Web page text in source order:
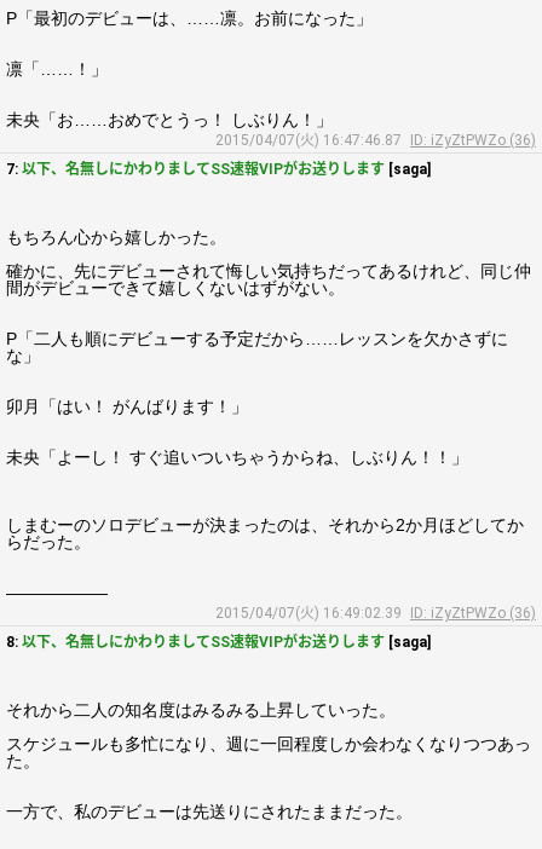
P「最初のデビューは、……凛。お前になった」
凛「……！」
未央「お……おめでとうっ！ しぶりん！」
2015/04/07(火) 16:47:46.87
ID: iZyZtPWZo (36)
7: 以下、名無しにかわりましてSS速報VIPがお送りします [saga]
もちろん心から嬉しかった。
確かに、先にデビューされて悔しい気持ちだってあるけれど、同じ仲
間がデビューできて嬉しくないはずがない。
P「二人も順にデビューする予定だから……レッスンを欠かさずに
な」
卯月「はい！ がんばります！」
未央「よーし！ すぐ追いついちゃうからね、しぶりん！！」
しまむーのソロデビューが決まったのは、それから2か月ほどしてか
らだった。
――――――
2015/04/07(火) 16:49:02.39
ID: iZyZtPWZo (36)
8: 以下、名無しにかわりましてSS速報VIPがお送りします [saga]
それから二人の知名度はみるみる上昇していった。
スケジュールも多忙になり、週に一回程度しか会わなくなりつつあっ
た。
一方で、私のデビューは先送りにされたままだった。